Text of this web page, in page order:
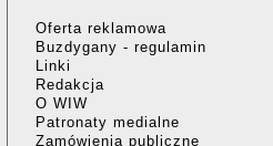
Oferta reklamowa
Buzdygany - regulamin
Linki
Redakcja
O WIW
Patronaty medialne
Zamówienia publiczne